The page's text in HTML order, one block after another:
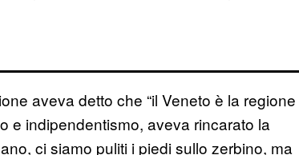
aveva detto che “il Veneto è la regione
e indipendentismo, aveva rincarato la
ci siamo puliti i piedi sullo zerbino, ma